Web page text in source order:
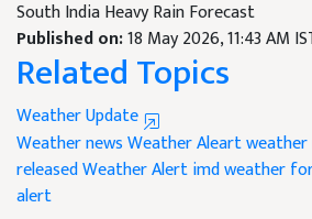
South India Heavy Rain Forecast
Published on:18 May 2026, 11:43 AM
Related Topics
Weather Update
Weather newsWeather Aleart
released Weather Alertimd weather
alert